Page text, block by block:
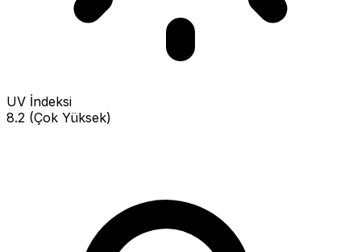
UV İndeksi
8.2 (Çok Yüksek)